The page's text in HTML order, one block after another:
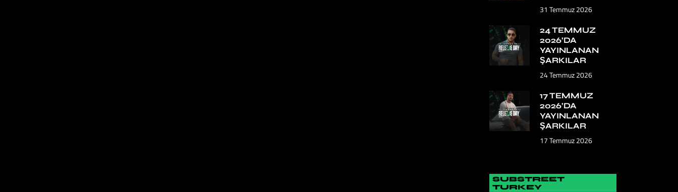
31 Temmuz 2026
24 TEMMUZ
2026’DA
YAYINLANAN
ŞARKILAR
24 Temmuz 2026
17 TEMMUZ
2026’DA
YAYINLANAN
ŞARKILAR
17 Temmuz 2026
SUBSTREET
TURKEY